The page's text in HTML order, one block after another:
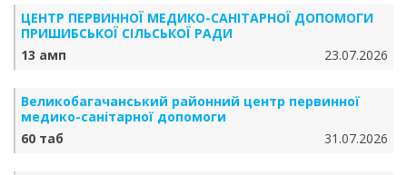
ЦЕНТР ПЕРВИННОЇ МЕДИКО-САНІТАРНОЇ ДОПОМОГИ
ПРИШИБСЬКОЇ СІЛЬСЬКОЇ РАДИ
13 амп
23.07.2026
Великобагачанський районний центр первинної
медико-санітарної допомоги
60 таб
31.07.2026